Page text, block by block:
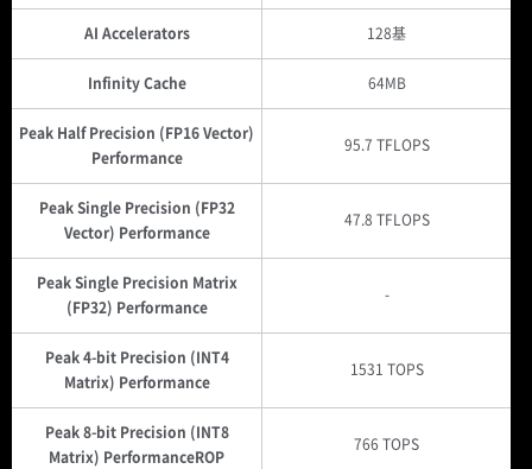
AI Accelerators 128基
Infinity Cache 64MB
Peak Half Precision (FP16 Vector)
Performance
95.7 TFLOPS
Peak Single Precision (FP32
Vector) Performance
47.8 TFLOPS
Peak Single Precision Matrix
(FP32) Performance
-
Peak 4-bit Precision (INT4
Matrix) Performance
1531 TOPS
Peak 8-bit Precision (INT8
Matrix) PerformanceROP
766 TOPS